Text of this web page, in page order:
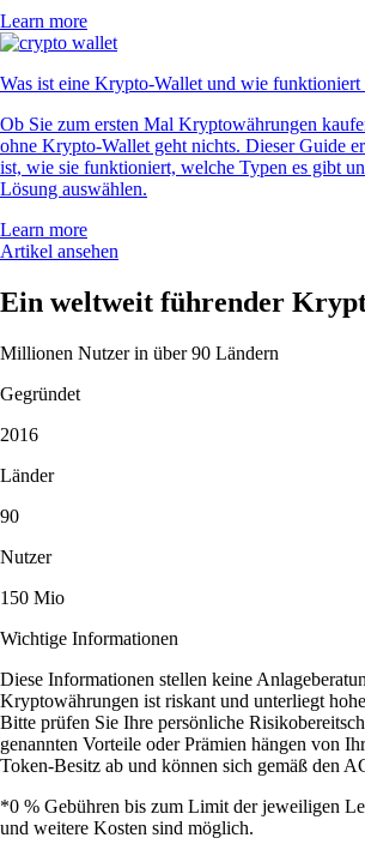
Learn more
Was ist eine Krypto-Wallet und wie funktioniert
Ob Sie zum ersten Mal Kryptowährungen
ohne Krypto-Wallet geht nichts. Dieser Guide
ist, wie sie funktioniert, welche Typen es gibt
Lösung auswählen.
Learn more
Artikel ansehen
Ein weltweit führender
Millionen Nutzer in über 90 Ländern
Gegründet
2016
Länder
90
Nutzer
150 Mio
Wichtige Informationen
Diese Informationen stellen keine
Kryptowährungen ist riskant und unterliegt
Bitte prüfen Sie Ihre persönliche
genannten Vorteile oder Prämien hängen von
Token-Besitz ab und können sich gemäß den
*0 % Gebühren bis zum Limit der jeweiligen
und weitere Kosten sind möglich.